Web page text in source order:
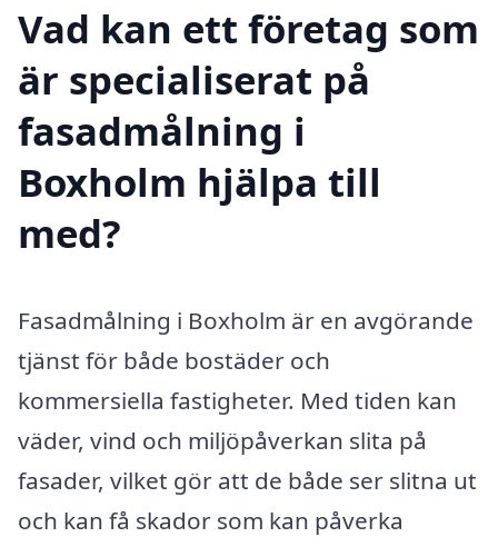
Vad kan ett företag som
är specialiserat på
fasadmålning i
Boxholm hjälpa till
med?
Fasadmålning i Boxholm är en avgörande
tjänst för både bostäder och
kommersiella fastigheter. Med tiden kan
väder, vind och miljöpåverkan slita på
fasader, vilket gör att de både ser slitna ut
och kan få skador som kan påverka